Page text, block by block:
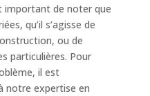
important de noter que
qu’il s’agisse de
ou de
particulières. Pour
il est
notre expertise en